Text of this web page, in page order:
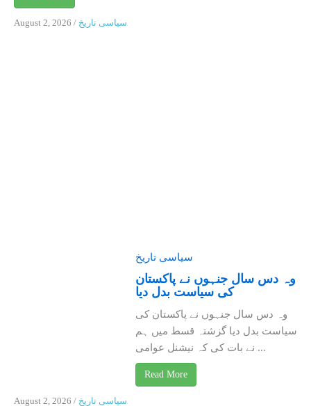
August 2, 2026 / سیاسی تاریخ
سیاسی تاریخ
وہ دس سال جنہوں نے پاکستان
کی سیاست بدل دیا
وہ دس سال جنہوں نے پاکستان کی
سیاست بدل دیا گزشتہ قسط میں ہم
نے بات کی کہ نیشنل عوامی ...
Read More
August 2, 2026 / سیاسی تاریخ